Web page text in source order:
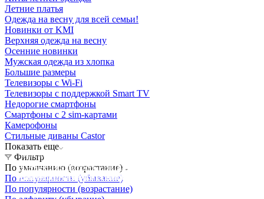
Летние платья
Одежда на весну для всей семьи!
Новинки от KMI
Верхняя одежда на весну
Осенние новинки
Мужская одежда из хлопка
Большие размеры
Телевизоры с Wi-Fi
Телевизоры с поддержкой Smart TV
Недорогие смартфоны
Смартфоны с 2 sim-картами
Камерофоны
Стильные диваны Castor
Показать еще
Фильтр
По умолчанию (возрастание)
По популярности (убывание)
По популярности (возрастание)
Освещение
Здания префектуры ТиНАО
Освещение
Калужский завод путевых машин и гидроприводов
Освещение
СТРОИТЕЛЬНЫЙ ГИПЕРМАРКЕТ «ЛЕРУА
МЕРЛЕН»
Освещение
Железнодорожный вокзал Арзамас-1